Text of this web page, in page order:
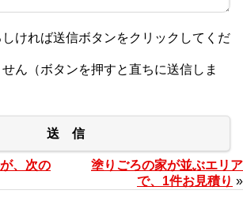
ければ送信ボタンをクリックしてくだ
ん（ボタンを押すと直ちに送信しま
送 信
、次の
塗りごろの家が並ぶエリア
で、1件お見積り »